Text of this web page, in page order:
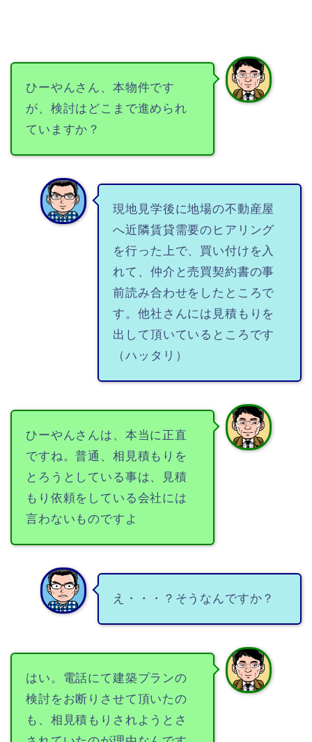
ひーやんさん、本物件です
が、検討はどこまで進められ
ていますか？
現地見学後に地場の不動産屋
へ近隣賃貸需要のヒアリング
を行った上で、買い付けを入
れて、仲介と売買契約書の事
前読み合わせをしたところで
す。他社さんには見積もりを
出して頂いているところです
（ハッタリ）
ひーやんさんは、本当に正直
ですね。普通、相見積もりを
とろうとしている事は、見積
もり依頼をしている会社には
言わないものですよ
え・・・？そうなんですか？
はい。電話にて建築プランの
検討をお断りさせて頂いたの
も、相見積もりされようとさ